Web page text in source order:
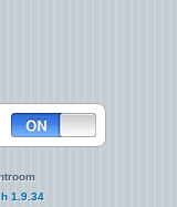
1.9.34